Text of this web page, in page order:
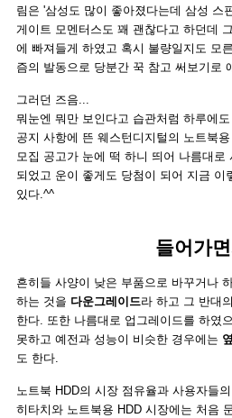
림은 '삼성도 많이 좋아졌다는데 삼성 스
게이트 모멘터스도 꽤 괜찮다고 하던데
에 빠져들게 하였고 혹시 불량일지도 모
즘의 발동으로 당분간 꾹 참고 써보기로
그러던 즈음...
뭐눈엔 뭐만 보인다고 습관처럼 하루에
공지 사항에 뜬 웨스턴디지털의 노트북
모집 공고가 눈에 떡 하니 띄어 나름대로
되었고 운이 좋게도 당첨이 되어 지금 이
있다.^^
들어가
흔히들 사양이 낮은 부품으로 바꾸거나
하는 것을 다운그레이드라 하고 그 반대
한다. 또한 나름대로 업그레이드를 하였
못하고 예전과 성능이 비슷한 경우에는
도 한다.
노트북 HDD의 시장 점유율과 사용자들
히타치와 노트북용 HDD 시장에는 처음